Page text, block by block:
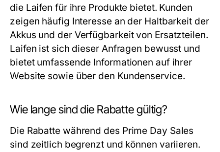
die Laifen für ihre Produkte bietet. Kunden
zeigen häufig Interesse an der Haltbarkeit der
Akkus und der Verfügbarkeit von Ersatzteilen.
Laifen ist sich dieser Anfragen bewusst und
bietet umfassende Informationen auf ihrer
Website sowie über den Kundenservice.
Wie lange sind die Rabatte gültig?
Die Rabatte während des Prime Day Sales
sind zeitlich begrenzt und können variieren.